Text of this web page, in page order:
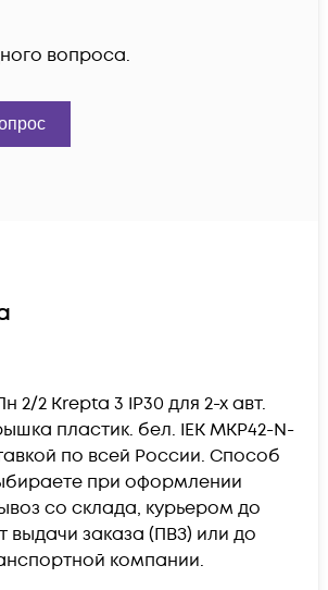
вопроса.
2/2 Krepta 3 IP30 для 2-х авт.
пластик. бел. IEK MKP42-N-
по всей России. Способ
при оформлении
со склада, курьером до
выдачи заказа (ПВЗ) или до
компании.